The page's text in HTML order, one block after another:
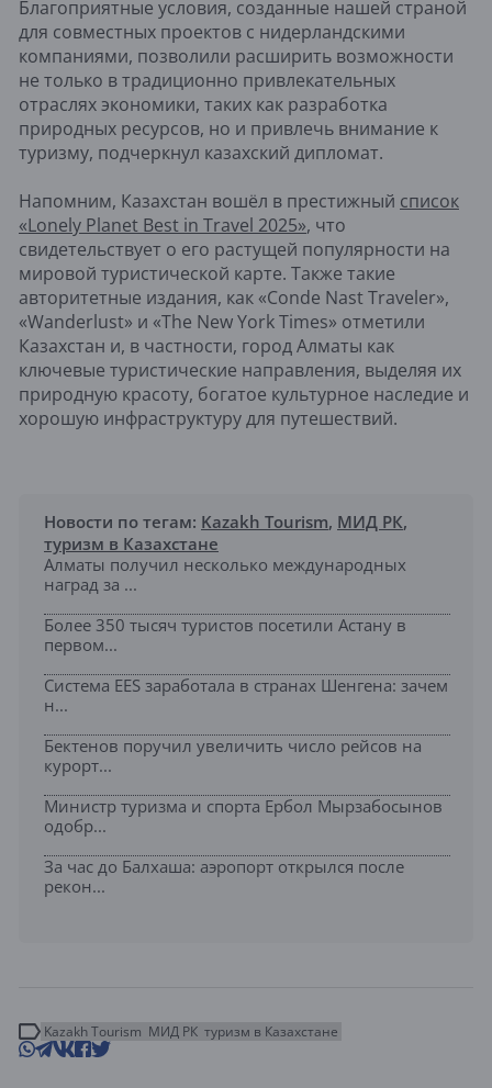
Благоприятные условия, созданные нашей страной
для совместных проектов с нидерландскими
компаниями, позволили расширить возможности
не только в традиционно привлекательных
отраслях экономики, таких как разработка
природных ресурсов, но и привлечь внимание к
туризму, подчеркнул казахский дипломат.
Напомним, Казахстан вошёл в престижный список
«Lonely Planet Best in Travel 2025», что
свидетельствует о его растущей популярности на
мировой туристической карте. Также такие
авторитетные издания, как «Conde Nast Traveler»,
«Wanderlust» и «The New York Times» отметили
Казахстан и, в частности, город Алматы как
ключевые туристические направления, выделяя их
природную красоту, богатое культурное наследие и
хорошую инфраструктуру для путешествий.
Новости по тегам: Kazakh Tourism, МИД РК,
туризм в Казахстане
Алматы получил несколько международных
наград за ...
Более 350 тысяч туристов посетили Астану в
первом...
Система EES заработала в странах Шенгена: зачем
н...
Бектенов поручил увеличить число рейсов на
курорт...
Министр туризма и спорта Ербол Мырзабосынов
одобр...
За час до Балхаша: аэропорт открылся после
рекон...
Kazakh Tourism МИД РК туризм в Казахстане